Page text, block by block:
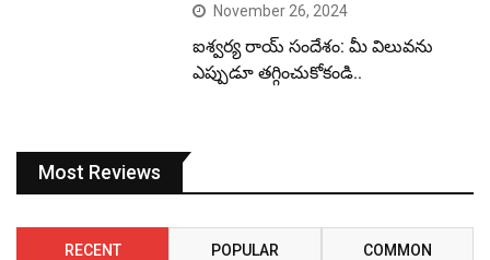
November 26, 2024
ఐశ్వర్య రాయ్ సందేశం: మీ విలువను
ఎప్పుడూ తగ్గించుకోకండి..
Most Reviews
RECENT POPULAR COMMON